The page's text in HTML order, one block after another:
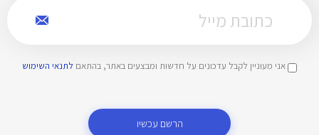
אני מעוניין לקבל עדכונים על חדשות ומבצעים באתר, בהתאם לתנאי השימוש
הרשם עכשיו